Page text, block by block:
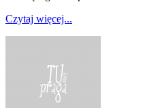
Czytaj więcej...